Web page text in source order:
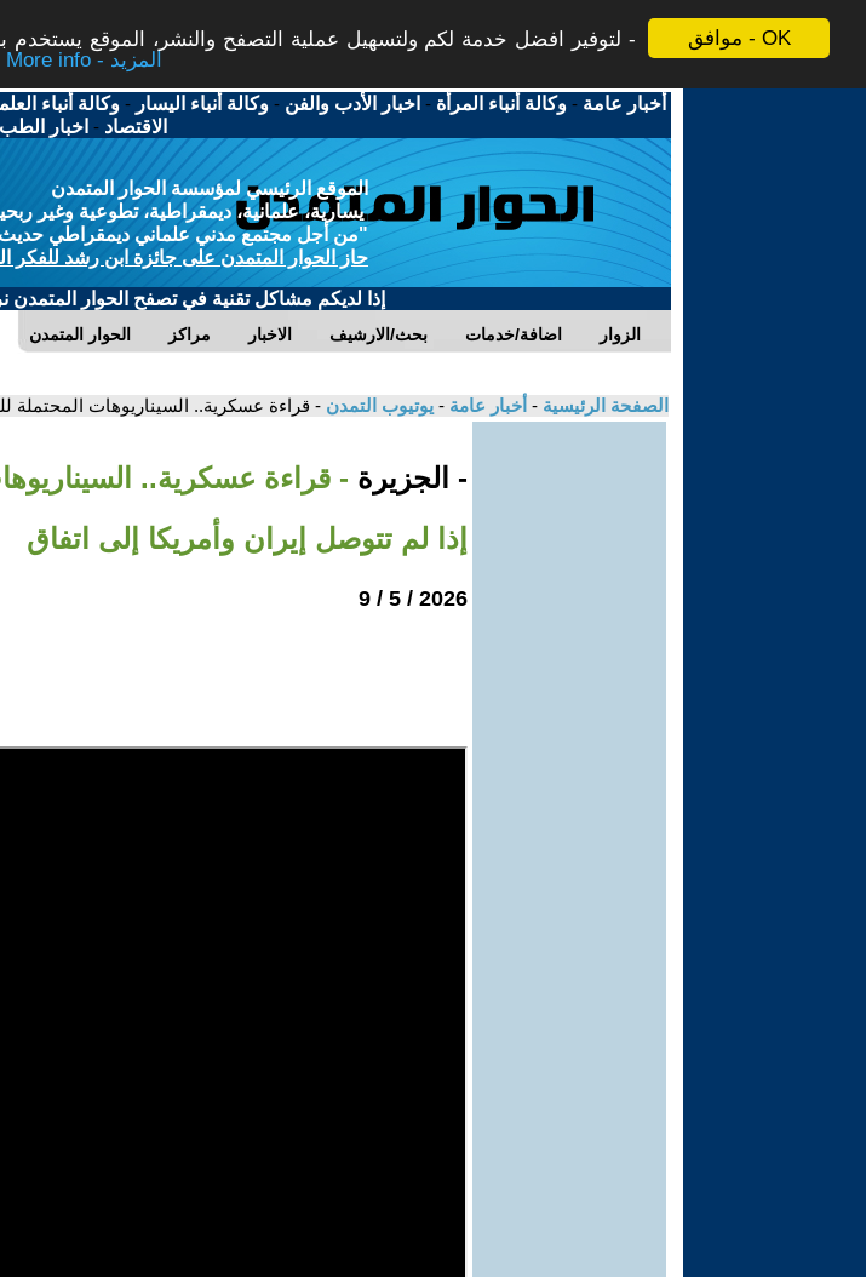
موافق - OK
لتوفير افضل خدمة لكم ولتسهيل عملية التصفح والنشر، الموقع يستخدم
More info - المزيد
أخبار عامة -وكالة أنباء المرأة - اخبار الأدب والفن -وكالة أنباء اليسار -وكالة أنباء
الاقتصاد - اخبار
الموقع الرئيسي لمؤسسة الحوار المتمدن
يسارية، علمانية، ديمقراطية، تطوعية وغير
"من أجل مجتمع مدني علماني ديمقراطي حديث
حاز الحوار المتمدن على جائزة ابن رشد للفكر
إذا لديكم مشاكل تقنية في تصفح الحوار المتمدن
الحوار المتمدن مراكز الاخبار بحث/الارشيف اضافة/خدمات الزوار
الصفحة الرئيسية - أخبار عامة - يوتيوب التمدن - قراءة عسكرية.. السيناريوهات المحتملة
- الجزيرة - قراءة عسكرية..
إذا لم تتوصل إيران وأمريكا إلى اتفاق
2026 / 5 / 9